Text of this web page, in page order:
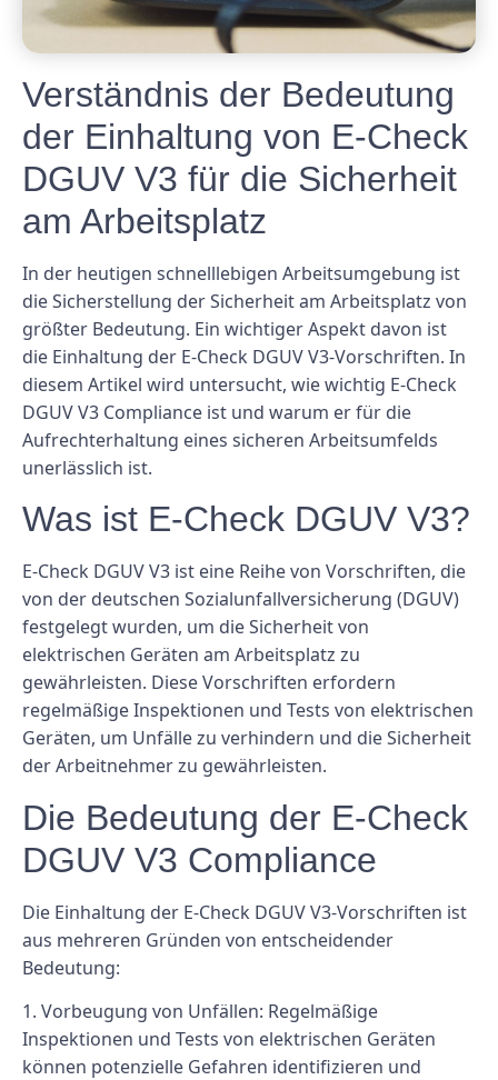
Verständnis der Bedeutung
der Einhaltung von E-Check
DGUV V3 für die Sicherheit
am Arbeitsplatz
In der heutigen schnelllebigen Arbeitsumgebung ist
die Sicherstellung der Sicherheit am Arbeitsplatz von
größter Bedeutung. Ein wichtiger Aspekt davon ist
die Einhaltung der E-Check DGUV V3-Vorschriften. In
diesem Artikel wird untersucht, wie wichtig E-Check
DGUV V3 Compliance ist und warum er für die
Aufrechterhaltung eines sicheren Arbeitsumfelds
unerlässlich ist.
Was ist E-Check DGUV V3?
E-Check DGUV V3 ist eine Reihe von Vorschriften, die
von der deutschen Sozialunfallversicherung (DGUV)
festgelegt wurden, um die Sicherheit von
elektrischen Geräten am Arbeitsplatz zu
gewährleisten. Diese Vorschriften erfordern
regelmäßige Inspektionen und Tests von elektrischen
Geräten, um Unfälle zu verhindern und die Sicherheit
der Arbeitnehmer zu gewährleisten.
Die Bedeutung der E-Check
DGUV V3 Compliance
Die Einhaltung der E-Check DGUV V3-Vorschriften ist
aus mehreren Gründen von entscheidender
Bedeutung:
1. Vorbeugung von Unfällen: Regelmäßige
Inspektionen und Tests von elektrischen Geräten
können potenzielle Gefahren identifizieren und